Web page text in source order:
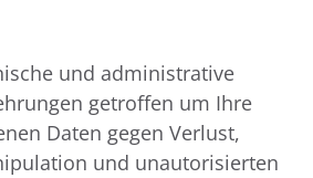
und administrative
getroffen um Ihre
Daten gegen Verlust,
und unautorisierten